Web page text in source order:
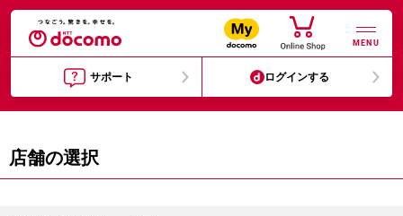
MENU
サポート ログインする
店舗の選択